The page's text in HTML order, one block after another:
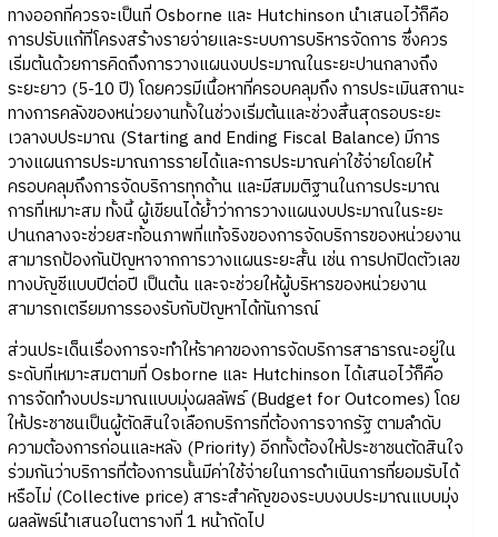
ทางออกที่ควรจะเป็นที่ Osborne และ Hutchinson นำเสนอไว้ก็คือ
การปรับแก้ที่โครงสร้างรายจ่ายและระบบการบริหารจัดการ ซึ่งควร
เริ่มต้นด้วยการคิดถึงการวางแผนงบประมาณในระยะปานกลางถึง
ระยะยาว (5-10 ปี) โดยควรมีเนื้อหาที่ครอบคลุมถึง การประเมินสถานะ
ทางการคลังของหน่วยงานทั้งในช่วงเริ่มต้นและช่วงสิ้นสุดรอบระยะ
เวลางบประมาณ (Starting and Ending Fiscal Balance) มีการ
วางแผนการประมาณการรายได้และการประมาณค่าใช้จ่ายโดยให้
ครอบคลุมถึงการจัดบริการทุกด้าน และมีสมมติฐานในการประมาณ
การที่เหมาะสม ทั้งนี้ ผู้เขียนได้ย้ำว่าการวางแผนงบประมาณในระยะ
ปานกลางจะช่วยสะท้อนภาพที่แท้จริงของการจัดบริการของหน่วยงาน
สามารถป้องกันปัญหาจากการวางแผนระยะสั้น เช่น การปกปิดตัวเลข
ทางบัญชีแบบปีต่อปี เป็นต้น และจะช่วยให้ผู้บริหารของหน่วยงาน
สามารถเตรียมการรองรับกับปัญหาได้ทันการณ์
ส่วนประเด็นเรื่องการจะทำให้ราคาของการจัดบริการสาธารณะอยู่ใน
ระดับที่เหมาะสมตามที่ Osborne และ Hutchinson ได้เสนอไว้ก็คือ
การจัดทำงบประมาณแบบมุ่งผลลัพธ์ (Budget for Outcomes) โดย
ให้ประชาชนเป็นผู้ตัดสินใจเลือกบริการที่ต้องการจากรัฐ ตามลำดับ
ความต้องการก่อนและหลัง (Priority) อีกทั้งต้องให้ประชาชนตัดสินใจ
ร่วมกันว่าบริการที่ต้องการนั้นมีค่าใช้จ่ายในการดำเนินการที่ยอมรับได้
หรือไม่ (Collective price) สาระสำคัญของระบบงบประมาณแบบมุ่ง
ผลลัพธ์นำเสนอในตารางที่ 1 หน้าถัดไป